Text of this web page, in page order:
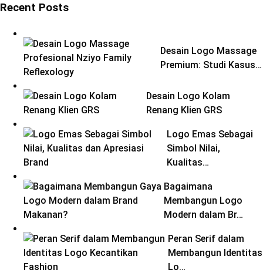
Recent Posts
Desain Logo Massage
Premium: Studi Kasus…
Desain Logo Kolam
Renang Klien GRS
Logo Emas Sebagai
Simbol Nilai,
Kualitas…
Bagaimana
Membangun Logo
Modern dalam Br…
Peran Serif dalam
Membangun Identitas
Lo…